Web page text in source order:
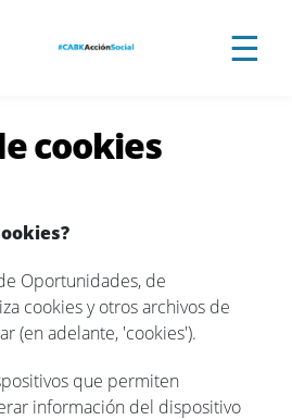
☰
cookies
Oportunidades, de
cookies y otros archivos de
(en adelante, 'cookies').
que permiten
información del dispositivo